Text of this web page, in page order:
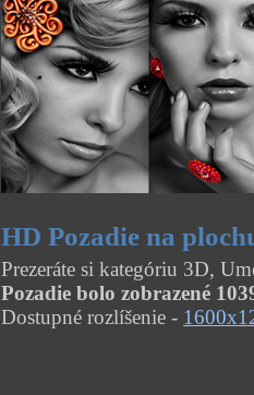
HD Pozadie na
Prezeráte si kategóriu 3D,
Pozadie bolo zobrazené
Dostupné rozlíšenie -